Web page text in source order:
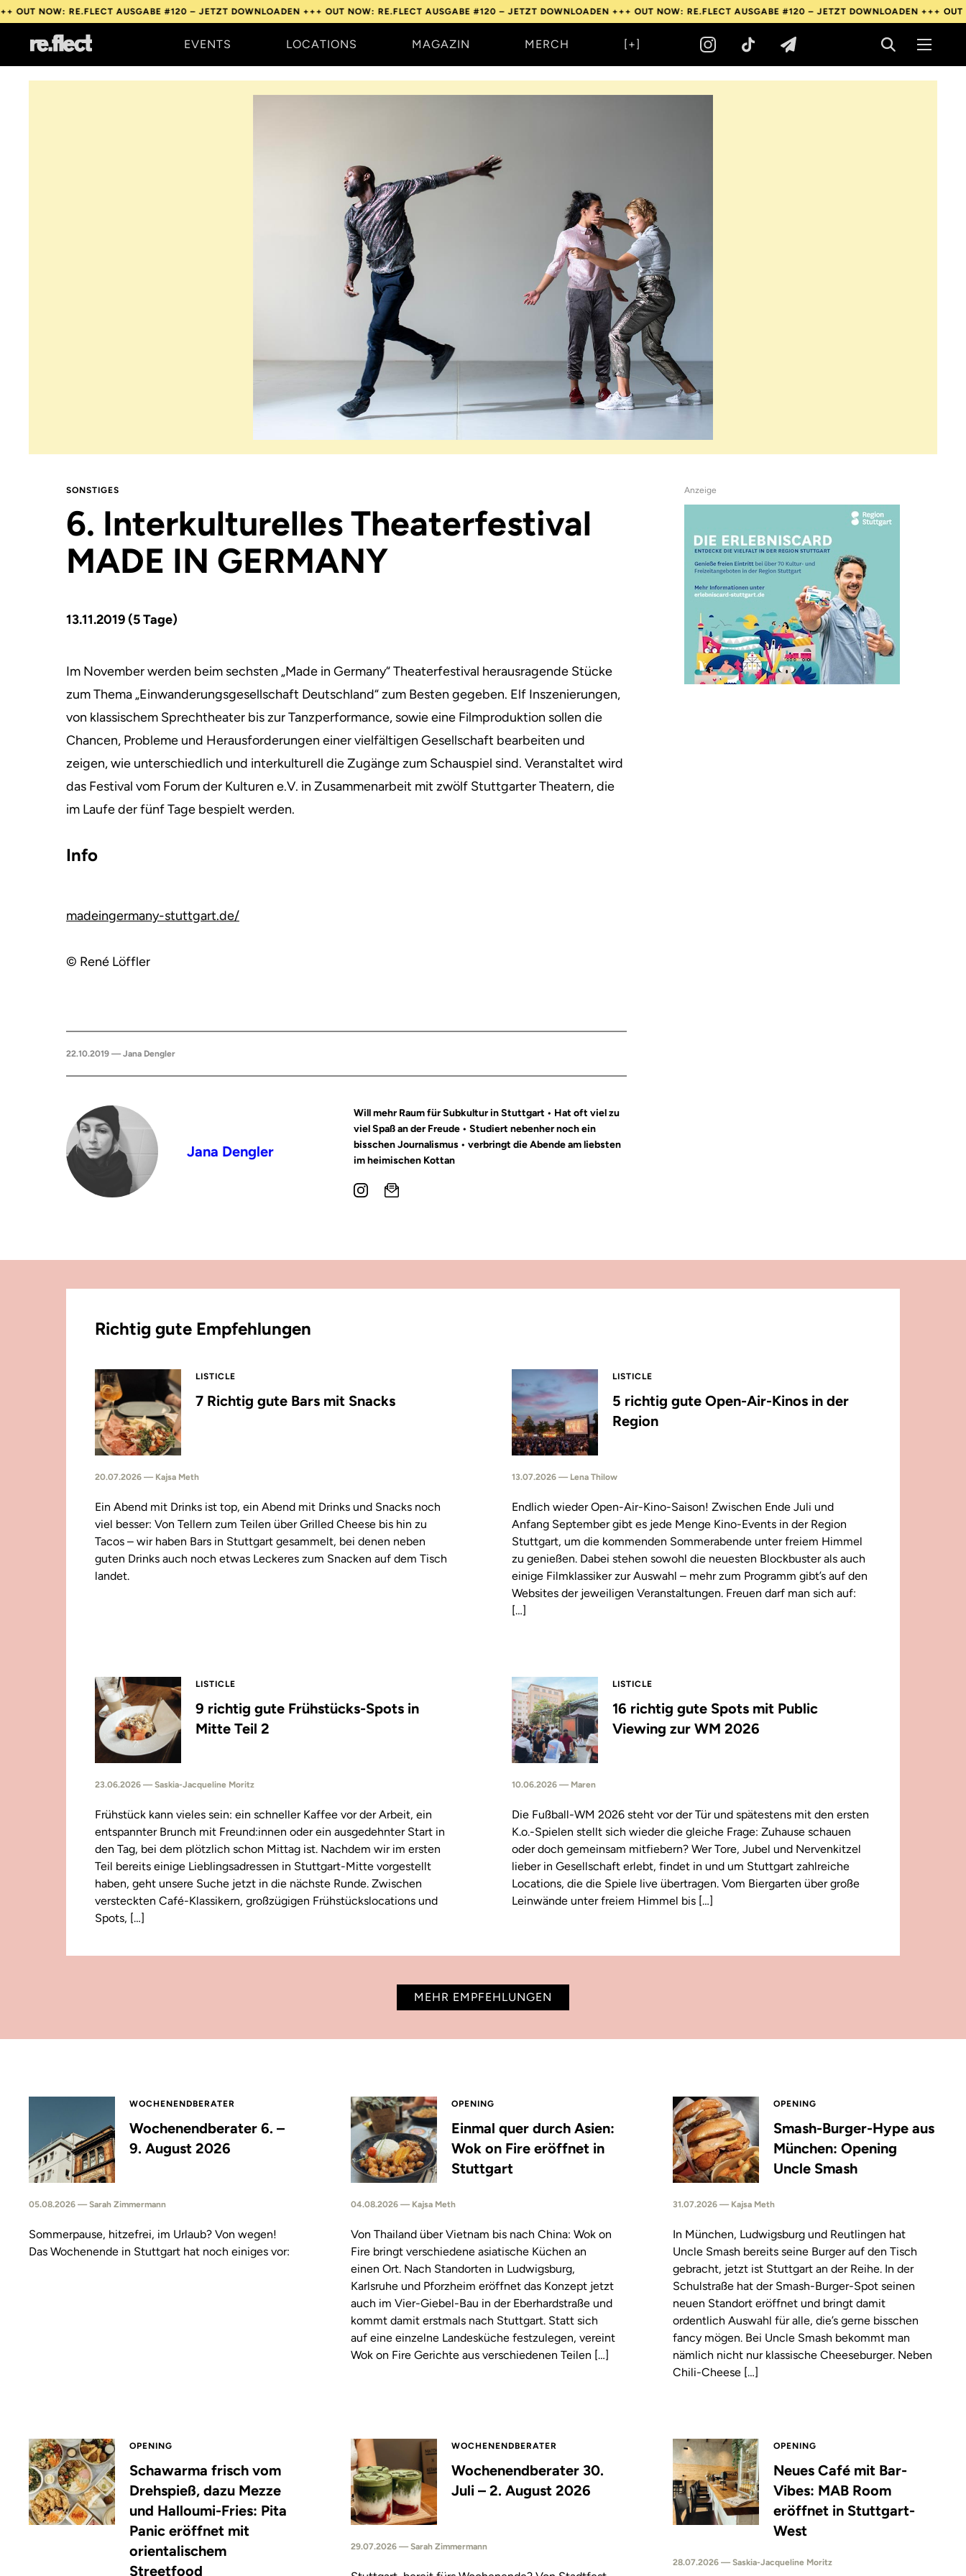
RE.FLECT AUSGABE #120 – JETZT DOWNLOADEN +++OUT NOW: RE.FLECT AUSGABE #120 – JETZT DOWNLOADEN +++OUT NOW: RE.FLECT AUSGABE #120 – JETZT DOWNLOADEN +++OUT NOW:
EVENTS LOCATIONS MAGAZIN MERCH [+]
SONSTIGES
6. Interkulturelles Theaterfestival
MADE IN GERMANY
13.11.2019 (5 Tage)
Im November werden beim sechsten „Made in Germany“ Theaterfestival herausragende Stücke
zum Thema „Einwanderungsgesellschaft Deutschland“ zum Besten gegeben. Elf Inszenierungen,
von klassischem Sprechtheater bis zur Tanzperformance, sowie eine Filmproduktion sollen die
Chancen, Probleme und Herausforderungen einer vielfältigen Gesellschaft bearbeiten und
zeigen, wie unterschiedlich und interkulturell die Zugänge zum Schauspiel sind. Veranstaltet wird
das Festival vom Forum der Kulturen e.V. in Zusammenarbeit mit zwölf Stuttgarter Theatern, die
im Laufe der fünf Tage bespielt werden.
Info
madeingermany-stuttgart.de/
© René Löffler
22.10.2019 — Jana Dengler
Jana Dengler
Will mehr Raum für Subkultur in Stuttgart • Hat oft viel zu
viel Spaß an der Freude • Studiert nebenher noch ein
bisschen Journalismus • verbringt die Abende am liebsten
im heimischen Kottan
Anzeige
Richtig gute Empfehlungen
LISTICLE
7 Richtig gute Bars mit Snacks
20.07.2026 — Kajsa Meth
Ein Abend mit Drinks ist top, ein Abend mit Drinks und Snacks noch
viel besser: Von Tellern zum Teilen über Grilled Cheese bis hin zu
Tacos – wir haben Bars in Stuttgart gesammelt, bei denen neben
guten Drinks auch noch etwas Leckeres zum Snacken auf dem Tisch
landet.
LISTICLE
5 richtig gute Open-Air-Kinos in der
Region
13.07.2026 — Lena Thilow
Endlich wieder Open-Air-Kino-Saison! Zwischen Ende Juli und
Anfang September gibt es jede Menge Kino-Events in der Region
Stuttgart, um die kommenden Sommerabende unter freiem Himmel
zu genießen. Dabei stehen sowohl die neuesten Blockbuster als auch
einige Filmklassiker zur Auswahl – mehr zum Programm gibt’s auf den
Websites der jeweiligen Veranstaltungen. Freuen darf man sich auf:
[…]
LISTICLE
9 richtig gute Frühstücks-Spots in
Mitte Teil 2
23.06.2026 — Saskia-Jacqueline Moritz
Frühstück kann vieles sein: ein schneller Kaffee vor der Arbeit, ein
entspannter Brunch mit Freund:innen oder ein ausgedehnter Start in
den Tag, bei dem plötzlich schon Mittag ist. Nachdem wir im ersten
Teil bereits einige Lieblingsadressen in Stuttgart-Mitte vorgestellt
haben, geht unsere Suche jetzt in die nächste Runde. Zwischen
versteckten Café-Klassikern, großzügigen Frühstückslocations und
Spots, […]
LISTICLE
16 richtig gute Spots mit Public
Viewing zur WM 2026
10.06.2026 — Maren
Die Fußball-WM 2026 steht vor der Tür und spätestens mit den ersten
K.o.-Spielen stellt sich wieder die gleiche Frage: Zuhause schauen
oder doch gemeinsam mitfiebern? Wer Tore, Jubel und Nervenkitzel
lieber in Gesellschaft erlebt, findet in und um Stuttgart zahlreiche
Locations, die die Spiele live übertragen. Vom Biergarten über große
Leinwände unter freiem Himmel bis […]
MEHR EMPFEHLUNGEN
WOCHENENDBERATER
Wochenendberater 6. –
9. August 2026
05.08.2026 — Sarah Zimmermann
Sommerpause, hitzefrei, im Urlaub? Von wegen!
Das Wochenende in Stuttgart hat noch einiges vor:
OPENING
Einmal quer durch Asien:
Wok on Fire eröffnet in
Stuttgart
04.08.2026 — Kajsa Meth
Von Thailand über Vietnam bis nach China: Wok on
Fire bringt verschiedene asiatische Küchen an
einen Ort. Nach Standorten in Ludwigsburg,
Karlsruhe und Pforzheim eröffnet das Konzept jetzt
auch im Vier-Giebel-Bau in der Eberhardstraße und
kommt damit erstmals nach Stuttgart. Statt sich
auf eine einzelne Landesküche festzulegen, vereint
Wok on Fire Gerichte aus verschiedenen Teilen […]
OPENING
Smash-Burger-Hype aus
München: Opening
Uncle Smash
31.07.2026 — Kajsa Meth
In München, Ludwigsburg und Reutlingen hat
Uncle Smash bereits seine Burger auf den Tisch
gebracht, jetzt ist Stuttgart an der Reihe. In der
Schulstraße hat der Smash-Burger-Spot seinen
neuen Standort eröffnet und bringt damit
ordentlich Auswahl für alle, die’s gerne bisschen
fancy mögen. Bei Uncle Smash bekommt man
nämlich nicht nur klassische Cheeseburger. Neben
Chili-Cheese […]
OPENING
Schawarma frisch vom
Drehspieß, dazu Mezze
und Halloumi-Fries: Pita
Panic eröffnet mit
orientalischem
Streetfood
WOCHENENDBERATER
Wochenendberater 30.
Juli – 2. August 2026
29.07.2026 — Sarah Zimmermann
OPENING
Neues Café mit Bar-
Vibes: MAB Room
eröffnet in Stuttgart-
West
28.07.2026 — Saskia-Jacqueline Moritz